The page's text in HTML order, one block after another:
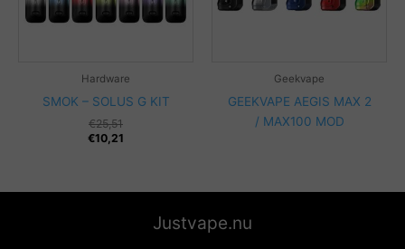
Hardware
SMOK – SOLUS G KIT
€25,51
€10,21
Geekvape
GEEKVAPE AEGIS MAX 2
/ MAX100 MOD
Justvape.nu